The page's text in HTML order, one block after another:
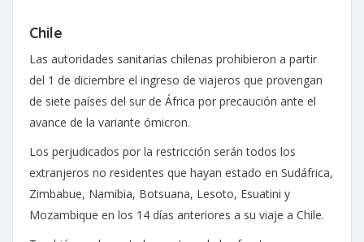
Chile
Las autoridades sanitarias chilenas prohibieron a partir
del 1 de diciembre el ingreso de viajeros que provengan
de siete países del sur de África por precaución ante el
avance de la variante ómicron.
Los perjudicados por la restricción serán todos los
extranjeros no residentes que hayan estado en Sudáfrica,
Zimbabue, Namibia, Botsuana, Lesoto, Esuatini y
Mozambique en los 14 días anteriores a su viaje a Chile.